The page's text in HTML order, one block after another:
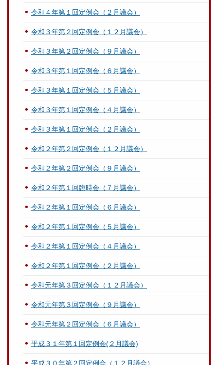
令和４年第１回定例会（２月議会）
令和３年第２回定例会（１２月議会）
令和３年第２回定例会（９月議会）
令和３年第１回定例会（６月議会）
令和３年第１回定例会（５月議会）
令和３年第１回定例会（４月議会）
令和３年第１回定例会（２月議会）
令和２年第２回定例会（１２月議会）
令和２年第２回定例会（９月議会）
令和２年第１回臨時会（７月議会）
令和２年第１回定例会（６月議会）
令和２年第１回定例会（５月議会）
令和２年第１回定例会（４月議会）
令和２年第１回定例会（２月議会）
令和元年第３回定例会（１２月議会）
令和元年第３回定例会（９月議会）
令和元年第２回定例会（６月議会）
平成３１年第１回定例会(２月議会)
平成３０年第２回定例会（１２月議会）